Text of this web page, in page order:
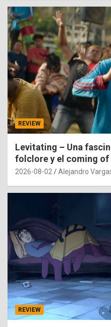
REVIEW
Levitating – Una
folclore y el coming of
2026-08-02 Alejandro
REVIEW